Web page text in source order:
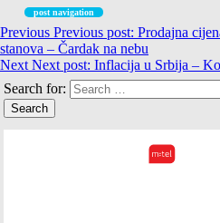
post navigation
Previous Previous post: Prodajna
stanova – Čardak na nebu
Next Next post: Inflacija u Srbija –
Search for: